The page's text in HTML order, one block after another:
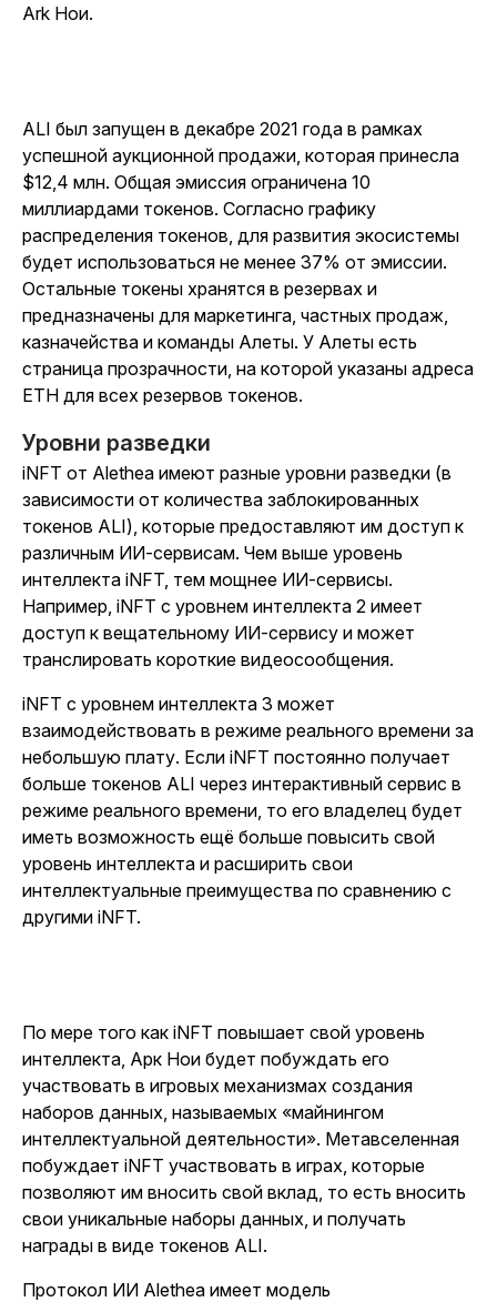
Ark Нои.
ALI был запущен в декабре 2021 года в рамках
успешной аукционной продажи, которая принесла
$12,4 млн. Общая эмиссия ограничена 10
миллиардами токенов. Согласно графику
распределения токенов, для развития экосистемы
будет использоваться не менее 37% от эмиссии.
Остальные токены хранятся в резервах и
предназначены для маркетинга, частных продаж,
казначейства и команды Алеты. У Алеты есть
страница прозрачности, на которой указаны адреса
ETH для всех резервов токенов.
Уровни разведки
iNFT от Alethea имеют разные уровни разведки (в
зависимости от количества заблокированных
токенов ALI), которые предоставляют им доступ к
различным ИИ-сервисам. Чем выше уровень
интеллекта iNFT, тем мощнее ИИ-сервисы.
Например, iNFT с уровнем интеллекта 2 имеет
доступ к вещательному ИИ-сервису и может
транслировать короткие видеосообщения.
iNFT с уровнем интеллекта 3 может
взаимодействовать в режиме реального времени за
небольшую плату. Если iNFT постоянно получает
больше токенов ALI через интерактивный сервис в
режиме реального времени, то его владелец будет
иметь возможность ещё больше повысить свой
уровень интеллекта и расширить свои
интеллектуальные преимущества по сравнению с
другими iNFT.
По мере того как iNFT повышает свой уровень
интеллекта, Арк Нои будет побуждать его
участвовать в игровых механизмах создания
наборов данных, называемых «майнингом
интеллектуальной деятельности». Метавселенная
побуждает iNFT участвовать в играх, которые
позволяют им вносить свой вклад, то есть вносить
свои уникальные наборы данных, и получать
награды в виде токенов ALI.
Протокол ИИ Alethea имеет модель